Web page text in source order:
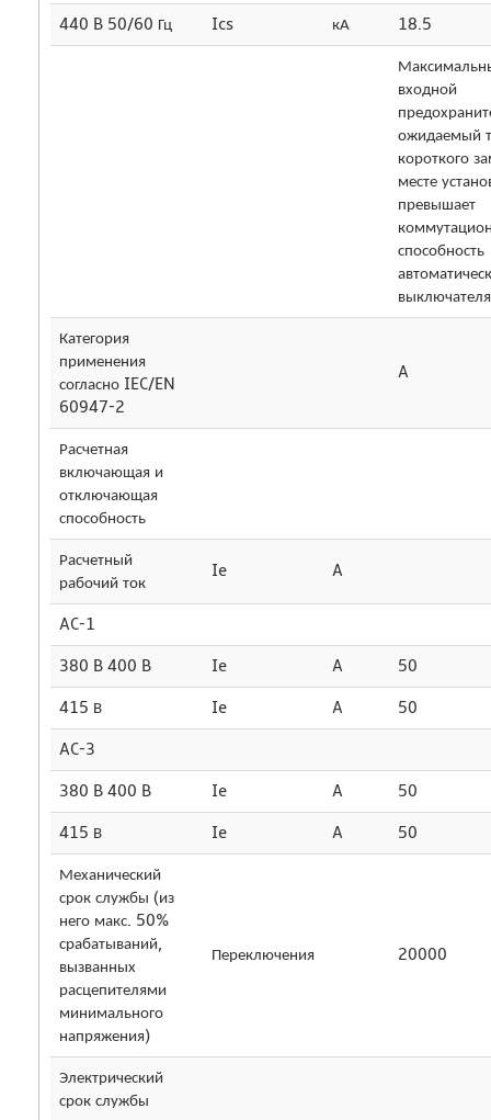
440 B 50/60 Гц Ics кА 18.5
входной
ожидаемый
короткого
месте
превышает
способность
Категория
применения
согласно IEC/EN
60947-2
A
Расчетная
включающая и
отключающая
способность
Расчетный
рабочий ток
Ie A
AC-1
380 B 400 B Ie A 50
415 В Ie A 50
AC-3
380 B 400 B Ie A 50
415 В Ie A 50
Механический
срок службы (из
него макс. 50%
срабатываний,
вызванных
расцепителями
минимального
напряжения)
Переключения 20000
Электрический
срок службы